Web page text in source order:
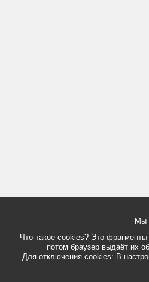
Мы
Что такое cookies? Это
потом браузер выдаёт их
Для отключения cookies: В